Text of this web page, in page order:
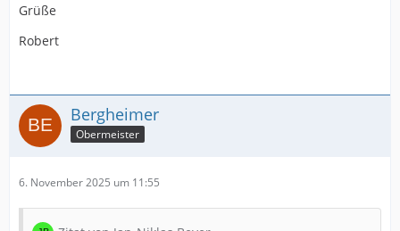
Grüße
Robert
Bergheimer
Obermeister
6. November 2025 um 11:55